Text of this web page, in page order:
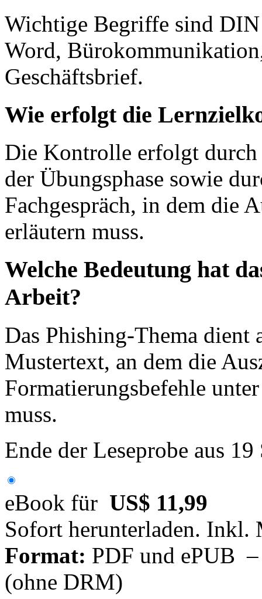
Wichtige Begriffe sind
Word,
Geschäftsbrief.
Wie erfolgt die
Die Kontrolle erfolgt durch
der Übungsphase sowie
Fachgespräch, in dem die
erläutern muss.
Welche Bedeutung hat
Arbeit?
Das Phishing-Thema dient
Mustertext, an dem die
Formatierungsbefehle
muss.
Ende der Leseprobe aus
eBook für US$ 11,99
Sofort herunterladen. Inkl.
Format: PDF und ePUB
(ohne DRM)